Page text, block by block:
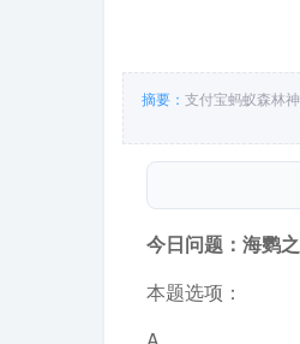
摘要： 支付宝蚂蚁森林
今日问题：海鹦
本题选项：